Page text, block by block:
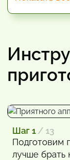
Шаг 1 / 13
Подготовим
лучше брать